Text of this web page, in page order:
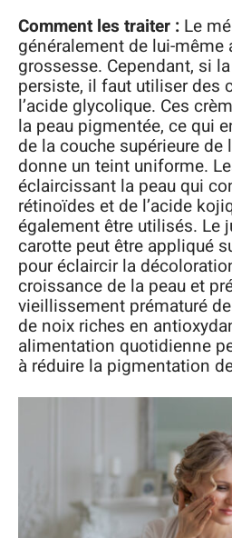
Comment les traiter : Le
généralement de lui-même
grossesse. Cependant, si
persiste, il faut utiliser des
l’acide glycolique. Ces
la peau pigmentée, ce qui
de la couche supérieure de
donne un teint uniforme.
éclaircissant la peau qui
rétinoïdes et de l’acide
également être utilisés. Le
carotte peut être appliqué
pour éclaircir la
croissance de la peau et
vieillissement prématuré
de noix riches en
alimentation quotidienne
à réduire la pigmentation